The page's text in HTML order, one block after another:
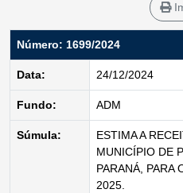
Número: 1699/2024
Data: 24/12/2024
Fundo: ADM
Súmula:
ESTIMA A
MUNICÍPIO DE
PARANÁ, PARA
2025.